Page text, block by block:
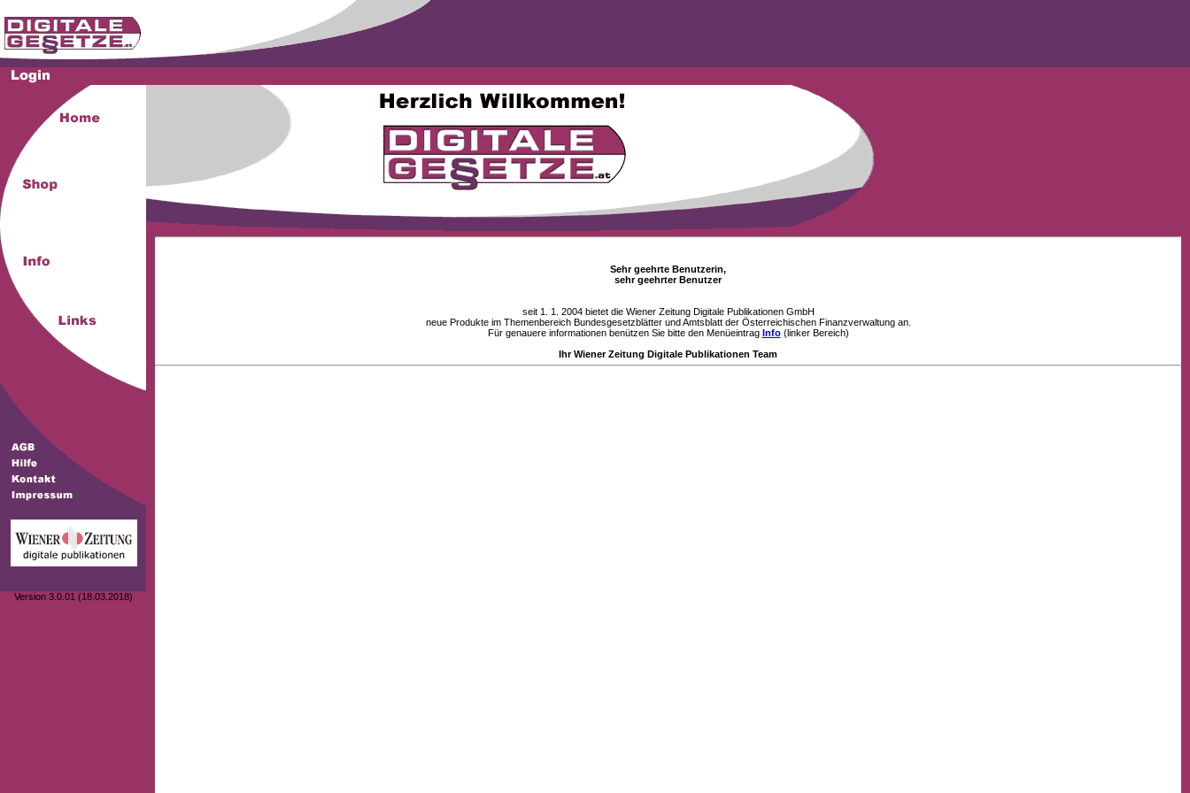
Version 3.0.01 (18.03.2018)
Sehr geehrte Benutzerin,
sehr geehrter Benutzer
seit 1. 1. 2004 bietet die Wiener Zeitung Digitale Publikationen GmbH
neue Produkte im Themenbereich Bundesgesetzblätter und Amtsblatt der Österreichischen Finanzverwaltung an.
Für genauere informationen benützen Sie bitte den Menüeintrag Info(linker Bereich)
Ihr Wiener Zeitung Digitale Publikationen Team